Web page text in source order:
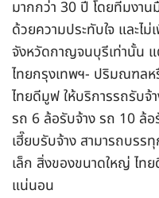
มากกว่า 30 ปี โดยทีมงา
ด้วยความประทับใจ และไ
จังหวัดกาญจนบุรีเท่านั้น
ไทยกรุงเทพฯ- ปริมณฑลห
ไทยดีมูฟ ให้บริการรถรับจ้
รถ 6 ล้อรับจ้าง รถ 10 ล้อ
เฮี๊ยบรับจ้าง สามารถบรร
เล็ก สิ่งของขนาดใหญ่ ไท
แน่นอน